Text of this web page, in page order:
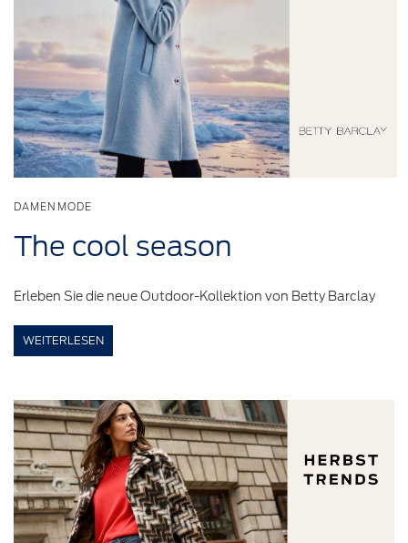
DAMENMODE
The cool season
Erleben Sie die neue Outdoor-Kollektion von Betty Barclay
WEITERLESEN